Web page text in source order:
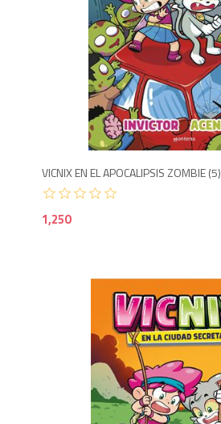
VICNIX EN EL APOCALIPSIS ZOMBIE (5)
1,250